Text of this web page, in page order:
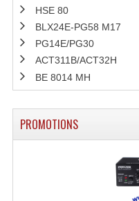
HSE 80
BLX24E-PG58 M17
PG14E/PG30
ACT311B/ACT32H
BE 8014 MH
PROMOTIONS